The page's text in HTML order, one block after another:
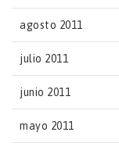
agosto 2011
julio 2011
junio 2011
mayo 2011